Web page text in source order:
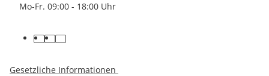
Mo-Fr. 09:00 - 18:00 Uhr
Gesetzliche Informationen